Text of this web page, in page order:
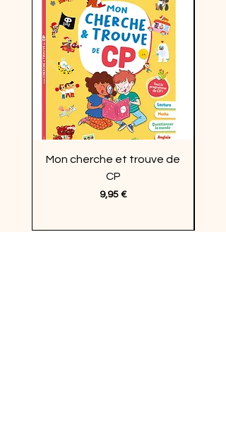
Mon cherche et trouve de
CP
Prix
9,95 €